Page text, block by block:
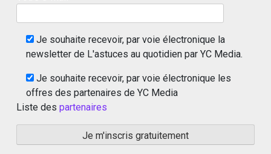
Je souhaite recevoir, par voie électronique la
newsletter de L'astuces au quotidien par YC Media.
Je souhaite recevoir, par voie électronique les
offres des partenaires de YC Media
Liste des partenaires